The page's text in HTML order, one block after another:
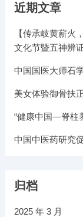
近期文章
【传承岐黄薪火
文化节暨五神辨
中国国医大师石
美女体验御骨扶
“健康中国—脊柱
中国中医药研究
归档
2025 年 3 月